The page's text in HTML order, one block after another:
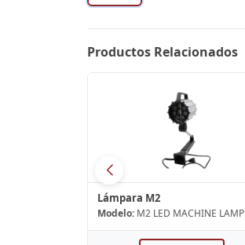
Productos Relacionados
Lámpara M2
Modelo:M2 LED MACHINE LAMP